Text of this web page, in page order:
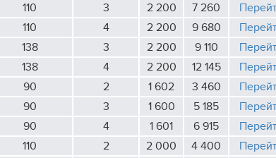
110 3 2 200 7 260
110 4 2 200 9 680
138 3 2 200 9 110
138 4 2 200 12 145
90 2 1 602 3 460
90 3 1 600 5 185
90 4 1 601 6 915
110 2 2 000 4 400